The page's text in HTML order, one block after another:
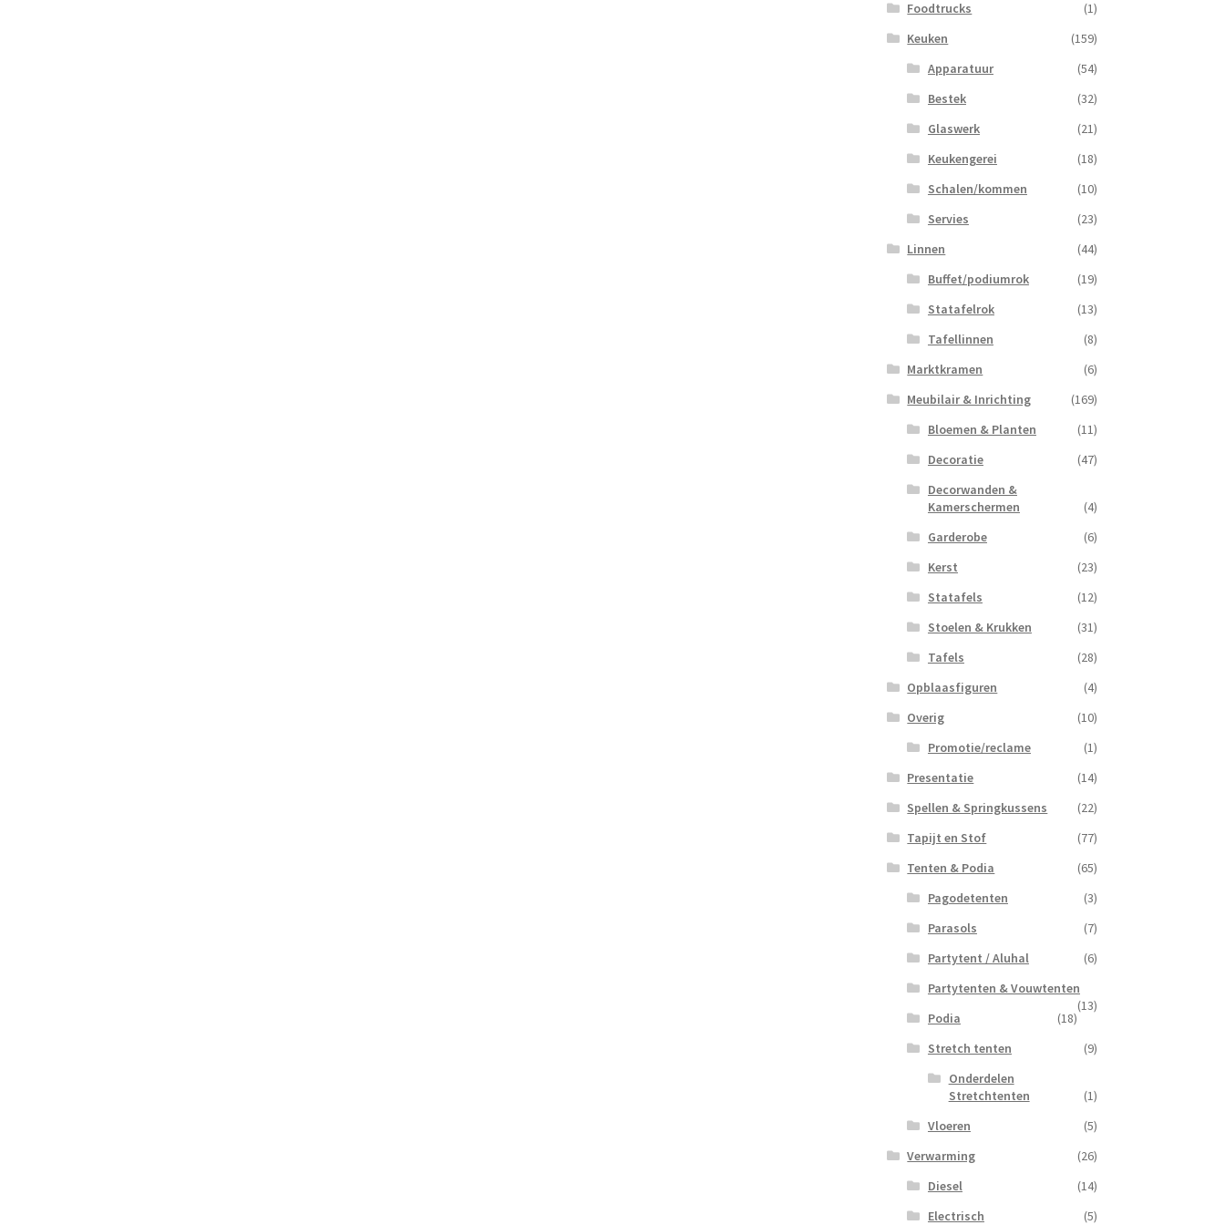
Foodtrucks
(1)
Keuken
(159)
Apparatuur
(54)
Bestek
(32)
Glaswerk
(21)
Keukengerei
(18)
Schalen/kommen
(10)
Servies
(23)
Linnen
(44)
Buffet/podiumrok
(19)
Statafelrok
(13)
Tafellinnen
(8)
Marktkramen
(6)
Meubilair & Inrichting
(169)
Bloemen & Planten
(11)
Decoratie
(47)
Decorwanden &
Kamerschermen
(4)
Garderobe
(6)
Kerst
(23)
Statafels
(12)
Stoelen & Krukken
(31)
Tafels
(28)
Opblaasfiguren
(4)
Overig
(10)
Promotie/reclame
(1)
Presentatie
(14)
Spellen & Springkussens
(22)
Tapijt en Stof
(77)
Tenten & Podia
(65)
Pagodetenten
(3)
Parasols
(7)
Partytent / Aluhal
(6)
Partytenten & Vouwtenten
(13)
Podia
(18)
Stretch tenten
(9)
Onderdelen
Stretchtenten
(1)
Vloeren
(5)
Verwarming
(26)
Diesel
(14)
Electrisch
(5)